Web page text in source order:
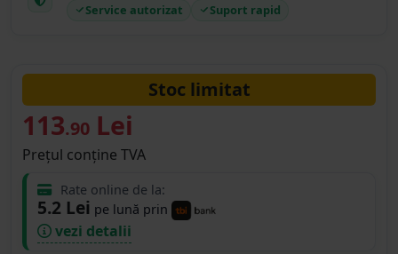
Service autorizat Suport rapid
Stoc limitat
113.90 Lei
Prețul conține TVA
Rate online de la:
5.2 Lei pe lună prin
vezi detalii